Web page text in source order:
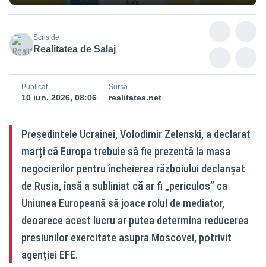
Scris de
Realitatea de Salaj
Publicat
10 iun. 2026, 08:06
Sursă
realitatea.net
Președintele Ucrainei, Volodimir Zelenski, a declarat
marți că Europa trebuie să fie prezentă la masa
negocierilor pentru încheierea războiului declanșat
de Rusia, însă a subliniat că ar fi „periculos” ca
Uniunea Europeană să joace rolul de mediator,
deoarece acest lucru ar putea determina reducerea
presiunilor exercitate asupra Moscovei, potrivit
agenției EFE.